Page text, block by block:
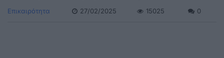
Επικαιρότητα 27/02/2025 15025 0